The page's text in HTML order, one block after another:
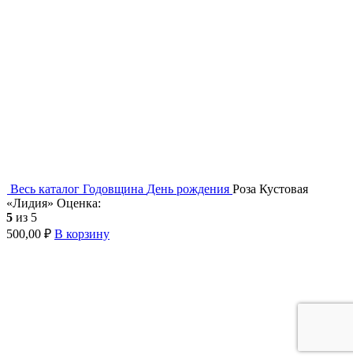
Весь каталог Годовщина День рождения Роза Кустовая
«Лидия» Оценка:
5 из 5
500,00 ₽ В корзину